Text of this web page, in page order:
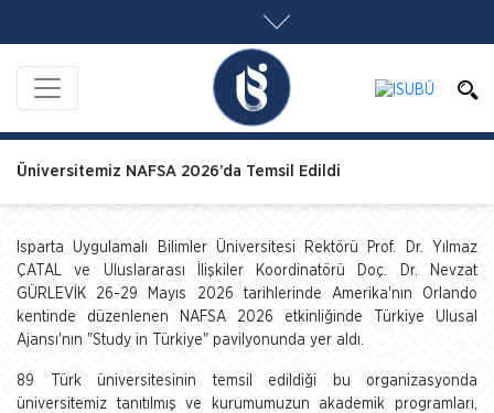
Üniversitemiz NAFSA 2026’da Temsil Edildi
Isparta Uygulamalı Bilimler Üniversitesi Rektörü Prof. Dr. Yılmaz
ÇATAL ve Uluslararası İlişkiler Koordinatörü Doç. Dr. Nevzat
GÜRLEVİK 26-29 Mayıs 2026 tarihlerinde Amerika'nın Orlando
kentinde düzenlenen NAFSA 2026 etkinliğinde Türkiye Ulusal
Ajansı'nın "Study in Türkiye" pavilyonunda yer aldı.
89 Türk üniversitesinin temsil edildiği bu organizasyonda
üniversitemiz tanıtılmış ve kurumumuzun akademik programları,